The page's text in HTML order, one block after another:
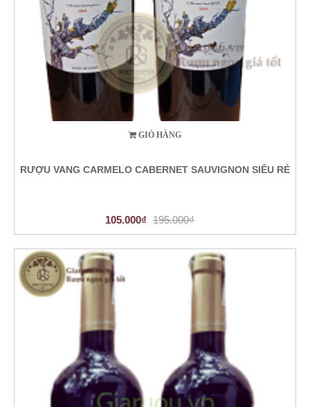
GIỎ HÀNG
RƯỢU VANG CARMELO CABERNET SAUVIGNON SIÊU RẺ
105.000₫ 195.000₫